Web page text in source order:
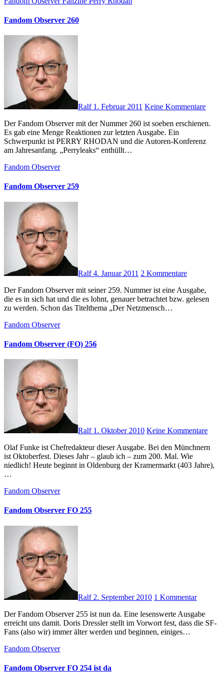
Fandom Observer 260
Ralf 1. Februar 2011 Keine Kommentare
Der Fandom Observer mit der Nummer 260 ist soeben erschienen.
Es gab eine Menge Reaktionen zur letzten Ausgabe. Ein
Schwerpunkt ist PERRY RHODAN und die Autoren-Konferenz
am Jahresanfang. „Perryleaks“ enthüllt…
Fandom Observer
Fandom Observer 259
Ralf4. Januar 2011 2 Kommentare
Der Fandom Observer mit seiner 259. Nummer ist eine Ausgabe,
die es in sich hat und die es lohnt, genauer betrachtet bzw. gelesen
zu werden. Schon das Titelthema „Der Netzmensch…
Fandom Observer
Fandom Observer (FO) 256
Ralf 1. Oktober 2010 Keine Kommentare
Olaf Funke ist Chefredakteur dieser Ausgabe. Bei den Münchnern
ist Oktoberfest. Dieses Jahr – glaub ich – zum 200. Mal. Wie
niedlich! Heute beginnt in Oldenburg der Kramermarkt (403 Jahre),
…
Fandom Observer
Fandom Observer FO 255
Ralf 2. September 2010 1 Kommentar
Der Fandom Observer 255 ist nun da. Eine lesenswerte Ausgabe
erreicht uns damit. Doris Dressler stellt im Vorwort fest, dass die SF-
Fans (also wir) immer älter werden und beginnen, einiges…
Fandom Observer
Fandom Observer FO 254 ist da